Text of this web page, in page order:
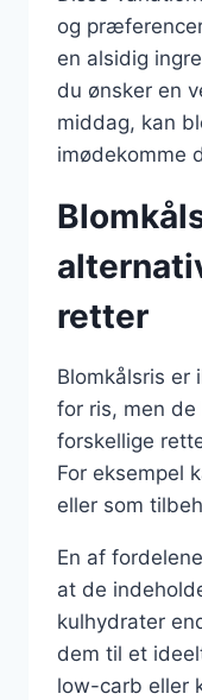
og
en alsidig
du ønsker en
middag, kan
imødekomme
retter
Blomkålsris er
for ris, men
forskellige
For eksempel
eller som
En af
at de
kulhydrater
dem til et
low-carb eller